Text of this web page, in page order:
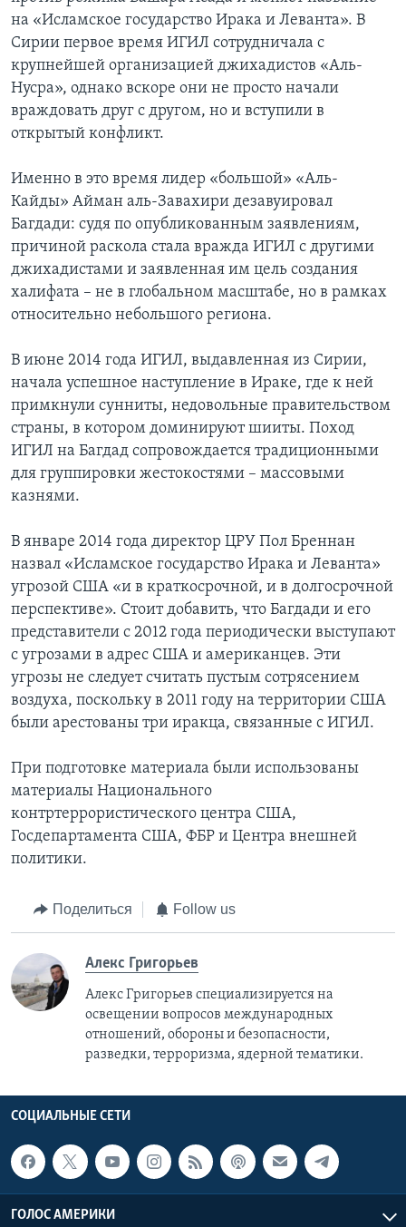
на «Исламское государство Ирака и Леванта». В
Сирии первое время ИГИЛ сотрудничала с
крупнейшей организацией джихадистов «Аль-
Нусра», однако вскоре они не просто начали
враждовать друг с другом, но и вступили в
открытый конфликт.
Именно в это время лидер «большой» «Аль-
Кайды» Айман аль-Завахири дезавуировал
Багдади: судя по опубликованным заявлениям,
причиной раскола стала вражда ИГИЛ с другими
джихадистами и заявленная им цель создания
халифата – не в глобальном масштабе, но в рамках
относительно небольшого региона.
В июне 2014 года ИГИЛ, выдавленная из Сирии,
начала успешное наступление в Ираке, где к ней
примкнули сунниты, недовольные правительством
страны, в котором доминируют шииты. Поход
ИГИЛ на Багдад сопровождается традиционными
для группировки жестокостями – массовыми
казнями.
В январе 2014 года директор ЦРУ Пол Бреннан
назвал «Исламское государство Ирака и Леванта»
угрозой США «и в краткосрочной, и в долгосрочной
перспективе». Стоит добавить, что Багдади и его
представители с 2012 года периодически выступают
с угрозами в адрес США и американцев. Эти
угрозы не следует считать пустым сотрясением
воздуха, поскольку в 2011 году на территории США
были арестованы три иракца, связанные с ИГИЛ.
При подготовке материала были использованы
материалы Национального
контртеррористического центра США,
Госдепартамента США, ФБР и Центра внешней
политики.
Поделиться Follow us
Алекс Григорьев
Алекс Григорьев специализируется на
освещении вопросов международных
отношений, обороны и безопасности,
разведки, терроризма, ядерной тематики.
СОЦИАЛЬНЫЕ СЕТИ
ГОЛОС АМЕРИКИ